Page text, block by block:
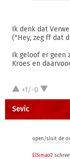
Ik denk dat
("Hey, zeg ff dat
Ik geloof er geen
Kroes en
+1/-0
Sevic
open/sluit de
ElSimao2